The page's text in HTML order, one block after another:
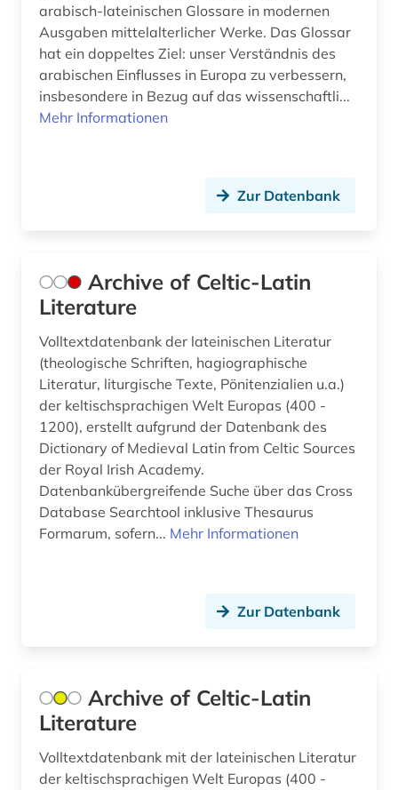
kaiser (1)
kanonessammlung (1)
kappes (1)
keltisches sprachgebiet (2)
kirchengeschichte (1)
kirchenlatein (1)
kirchenväter (6)
klassische altertumswissenschaft (1)
klassische archäologie (4)
klassische philologie (26)
klassische studien (1)
koptisch (2)
korpus (1)
arabisch-lateinischen Glossare in modernen
Ausgaben mittelalterlicher Werke. Das Glossar
hat ein doppeltes Ziel: unser Verständnis des
arabischen Einflusses in Europa zu verbessern,
insbesondere in Bezug auf das wissenschaftli...
Mehr Informationen
Zur Datenbank
Archive of Celtic-Latin
Literature
Volltextdatenbank der lateinischen Literatur
(theologische Schriften, hagiographische
Literatur, liturgische Texte, Pönitenzialien u.a.)
der keltischsprachigen Welt Europas (400 -
1200), erstellt aufgrund der Datenbank des
Dictionary of Medieval Latin from Celtic Sources
der Royal Irish Academy.
Datenbankübergreifende Suche über das Cross
Database Searchtool inklusive Thesaurus
Formarum, sofern... Mehr Informationen
Zur Datenbank
Archive of Celtic-Latin
Literature
Volltextdatenbank mit der lateinischen Literatur
der keltischsprachigen Welt Europas (400 -